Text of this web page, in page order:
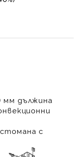
мм дължина
с